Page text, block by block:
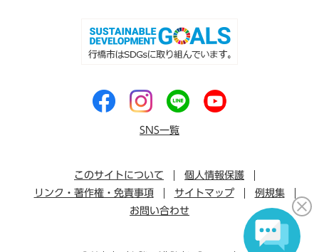
SNS一覧
このサイトについて
個人情報保護
リンク・著作権・免責事項
サイトマップ
例規集
お問い合わせ